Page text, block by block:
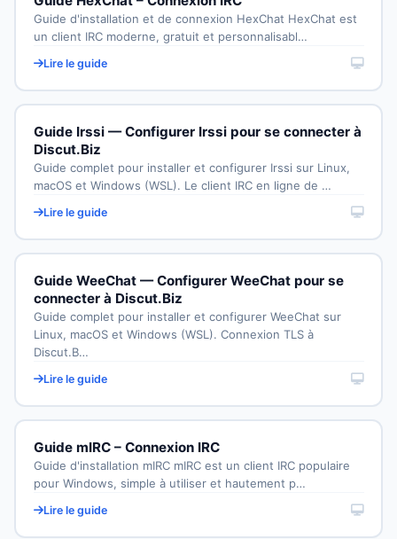
Guide d'installation et de connexion HexChat HexChat est
un client IRC moderne, gratuit et personnalisabl…
Lire le guide
Guide Irssi — Configurer Irssi pour se connecter à
Discut.Biz
Guide complet pour installer et configurer Irssi sur Linux,
macOS et Windows (WSL). Le client IRC en ligne de …
Lire le guide
Guide WeeChat — Configurer WeeChat pour se
connecter à Discut.Biz
Guide complet pour installer et configurer WeeChat sur
Linux, macOS et Windows (WSL). Connexion TLS à
Discut.B…
Lire le guide
Guide mIRC – Connexion IRC
Guide d'installation mIRC mIRC est un client IRC populaire
pour Windows, simple à utiliser et hautement p…
Lire le guide